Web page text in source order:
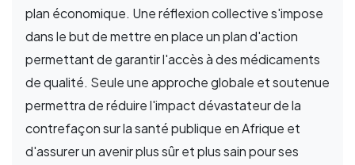
plan économique. Une réflexion collective s'impose
dans le but de mettre en place un plan d'action
permettant de garantir l'accès à des médicaments
de qualité. Seule une approche globale et soutenue
permettra de réduire l'impact dévastateur de la
contrefaçon sur la santé publique en Afrique et
d'assurer un avenir plus sûr et plus sain pour ses